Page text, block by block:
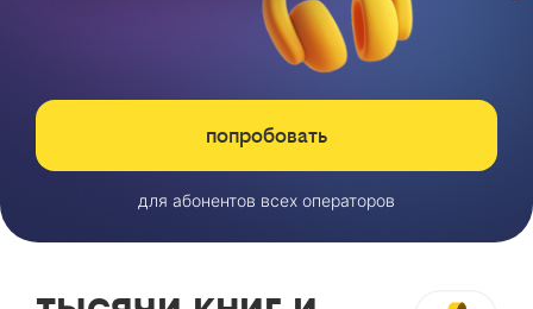
попробовать
для абонентов всех операторов